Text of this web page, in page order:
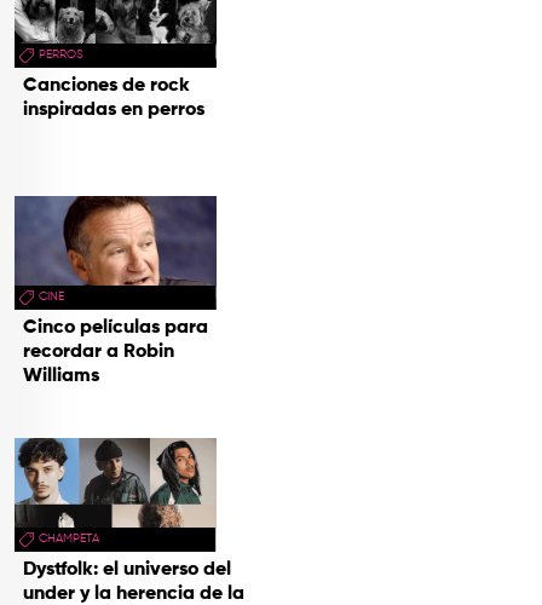
PERROS
Canciones de rock
inspiradas en perros
CINE
Cinco películas para
recordar a Robin
Williams
CHAMPETA
Dystfolk: el universo del
under y la herencia de la